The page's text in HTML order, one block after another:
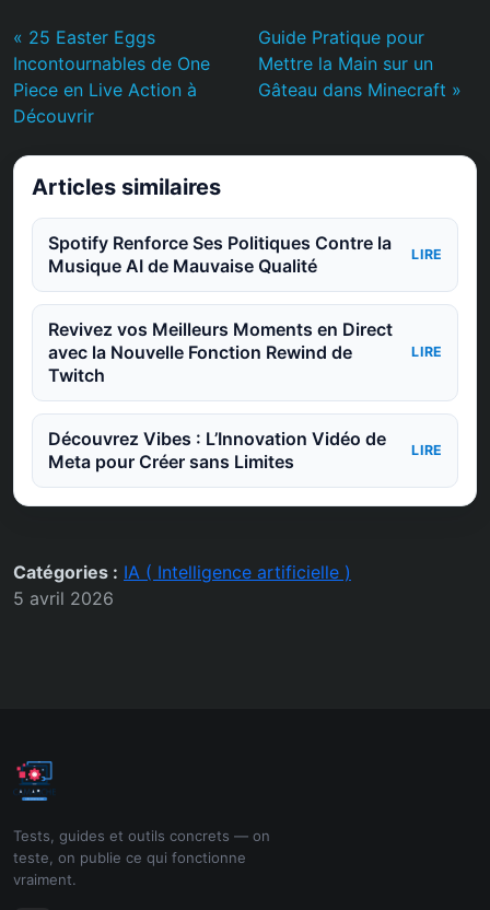
« 25 Easter Eggs
Incontournables de One
Piece en Live Action à
Découvrir
Guide Pratique pour
Mettre la Main sur un
Gâteau dans Minecraft »
Articles similaires
Spotify Renforce Ses Politiques Contre la
Musique AI de Mauvaise Qualité
LIRE
Revivez vos Meilleurs Moments en Direct
avec la Nouvelle Fonction Rewind de
Twitch
LIRE
Découvrez Vibes : L’Innovation Vidéo de
Meta pour Créer sans Limites
LIRE
Catégories : IA ( Intelligence artificielle )
5 avril 2026
Tests, guides et outils concrets — on
teste, on publie ce qui fonctionne
vraiment.